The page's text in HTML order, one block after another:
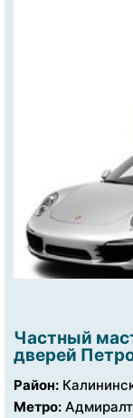
Частный
дверей
Район:
Метро: